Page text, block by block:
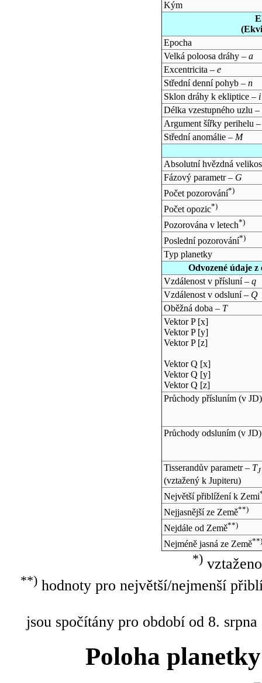
Kým
Epocha
Velká poloosa dráhy – a
Excentricita – e
Střední denní pohyb – n
Sklon dráhy k ekliptice – i
Délka vzestupného uzlu –
Argument šířky perihelu
Střední anomálie – M
Absolutní hvězdná
Fázový parametr – G
Počet pozorování*)
Počet opozic*)
Pozorována v letech*)
Poslední pozorování*)
Typ planetky
Odvozené údaje
Vzdálenost v přísluní – q
Vzdálenost v odsluní – Q
Oběžná doba – T
Vektor P [x]
Vektor P [y]
Vektor P [z]
Vektor Q [x]
Vektor Q [y]
Vektor Q [z]
Průchody přísluním (v JD)
Průchody odsluním (v JD)
Tisserandův parametr – TJ
(vztažený k Jupiteru)
Největší přiblížení k Zemi
Nejjasnější ze Země**)
Nejdále od Země**)
Nejméně jasná ze Země**)
*)
**)hodnoty pro největší/nejmenší
jsou spočítány pro období od 8.
Poloha